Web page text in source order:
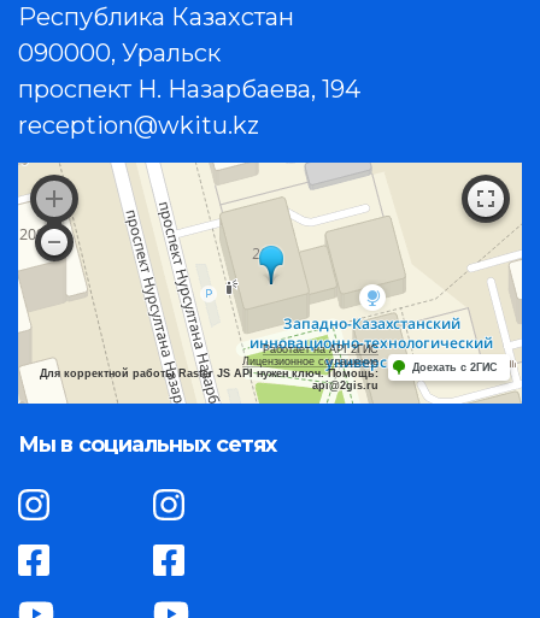
Республика Казахстан
090000, Уральск
проспект Н. Назарбаева, 194
reception@wkitu.kz
Работает на API 2ГИС
Лицензионное соглашение
Для корректной работы Raster JS API нужен ключ. Помощь:
api@2gis.ru
Доехать с 2ГИС
Мы в социальных сетях